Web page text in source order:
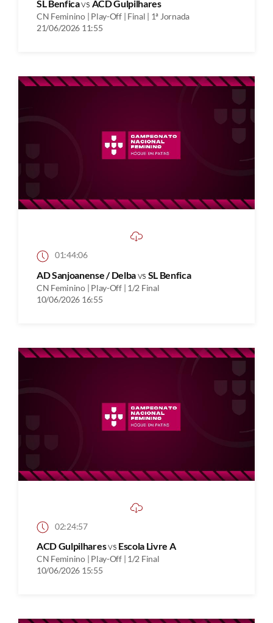
SL Benficavs ACD Gulpilhares
CN Feminino | Play-Off | Final | 1ª Jornada
21/06/2026 11:55
01:44:06
AD Sanjoanense / Delbavs SL Benfica
CN Feminino | Play-Off | 1/2 Final
10/06/2026 16:55
02:24:57
ACD Gulpilharesvs Escola Livre A
CN Feminino | Play-Off | 1/2 Final
10/06/2026 15:55